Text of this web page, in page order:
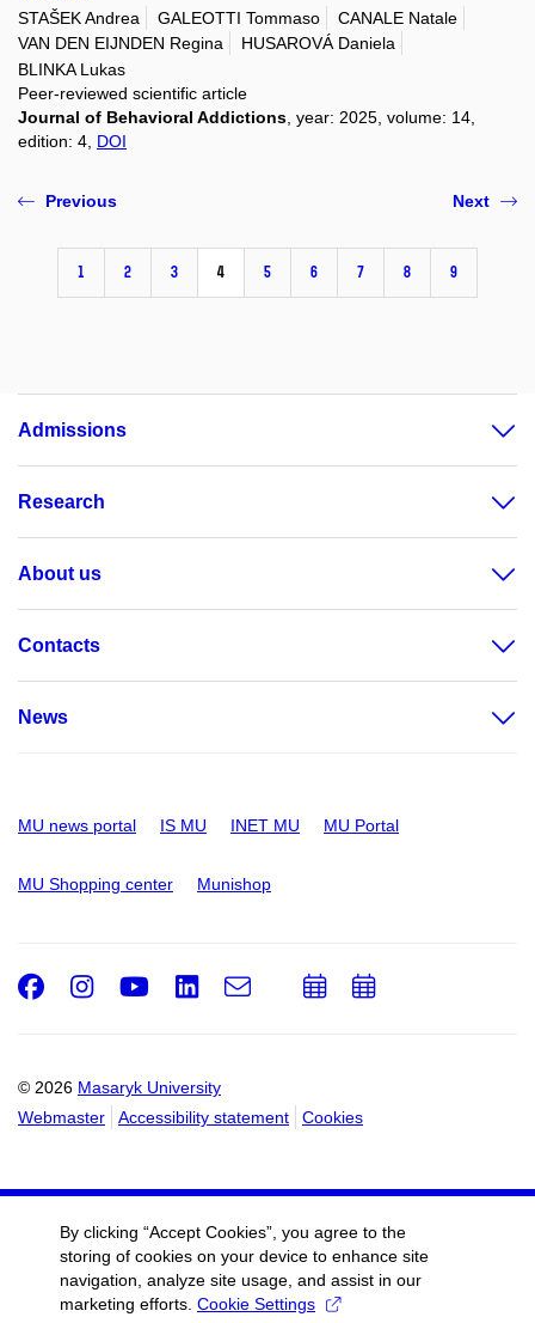
STAŠEK Andrea GALEOTTI Tommaso
CANALE Natale
VAN DEN EIJNDEN Regina
HUSAROVÁ Daniela
BLINKA Lukas
Peer-reviewed scientific article
Journal of Behavioral Addictions , year: 2025, volume: 14,
edition: 4, DOI
Previous
1 2 3 4 5 6 7 8 9
Next
Admissions
Research
About us
Contacts
News
MU news portal IS MU INET MU MU Portal
MU Shopping center Munishop
© 2026 Masaryk University
Webmaster
Accessibility statement Cookies
Facebook
Instagram
Youtube
LinkedIn
e-
AddAdd
By clicking “Accept Cookies”, you agree to the
storing of cookies on your device to enhance site
navigation, analyze site usage, and assist in our
marketing efforts. Cookie Settings